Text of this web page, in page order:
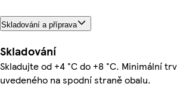
Skladování a příprava
Skladování
Skladujte od +4 °C do +8 °C. Minimální
uvedeného na spodní straně obalu.